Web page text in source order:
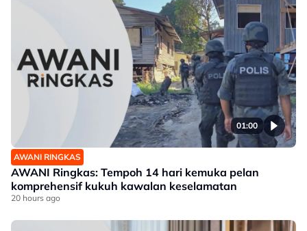
01:00
AWANI RINGKAS
AWANI Ringkas: Tempoh 14 hari kemuka pelan
komprehensif kukuh kawalan keselamatan
20 hours ago